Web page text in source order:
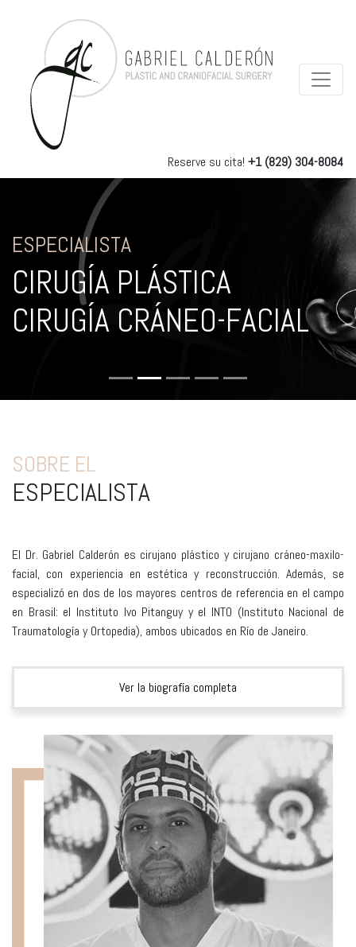
Reserve su cita! +1 (829) 304-8084
ESPECIALISTA
CIRUGÍA PLÁSTICA
CIRUGÍA CRÁNEO-FACIAL
SOBRE EL
ESPECIALISTA
El Dr. Gabriel Calderón es cirujano plástico y cirujano cráneo-maxilo-
facial, con experiencia en estética y reconstrucción. Además, se
especializó en dos de los mayores centros de referencia en el campo
en Brasil: el Instituto Ivo Pitanguy y el INTO (Instituto Nacional de
Traumatología y Ortopedia), ambos ubicados en Río de Janeiro.
Ver la biografía completa